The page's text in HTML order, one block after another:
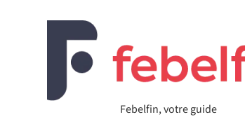
Febelfin, votre guide